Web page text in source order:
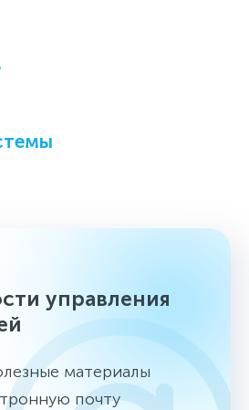
управления
материалы
почту